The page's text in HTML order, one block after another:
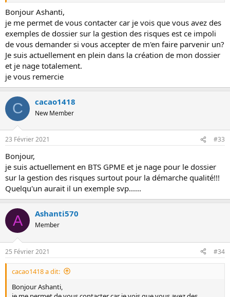
Bonjour Ashanti,
je me permet de vous contacter car je vois que vous avez des
exemples de dossier sur la gestion des risques est ce impoli
de vous demander si vous accepter de m'en faire parvenir un?
Je suis actuellement en plein dans la création de mon dossier
et je nage totalement.
je vous remercie
C cacao1418
New Member
23 Février 2021 #33
Bonjour,
je suis actuellement en BTS GPME et je nage pour le dossier
sur la gestion des risques surtout pour la démarche qualité!!!
Quelqu'un aurait il un exemple svp......
A Ashanti570
Member
25 Février 2021 #34
cacao1418 a dit:
Bonjour Ashanti,